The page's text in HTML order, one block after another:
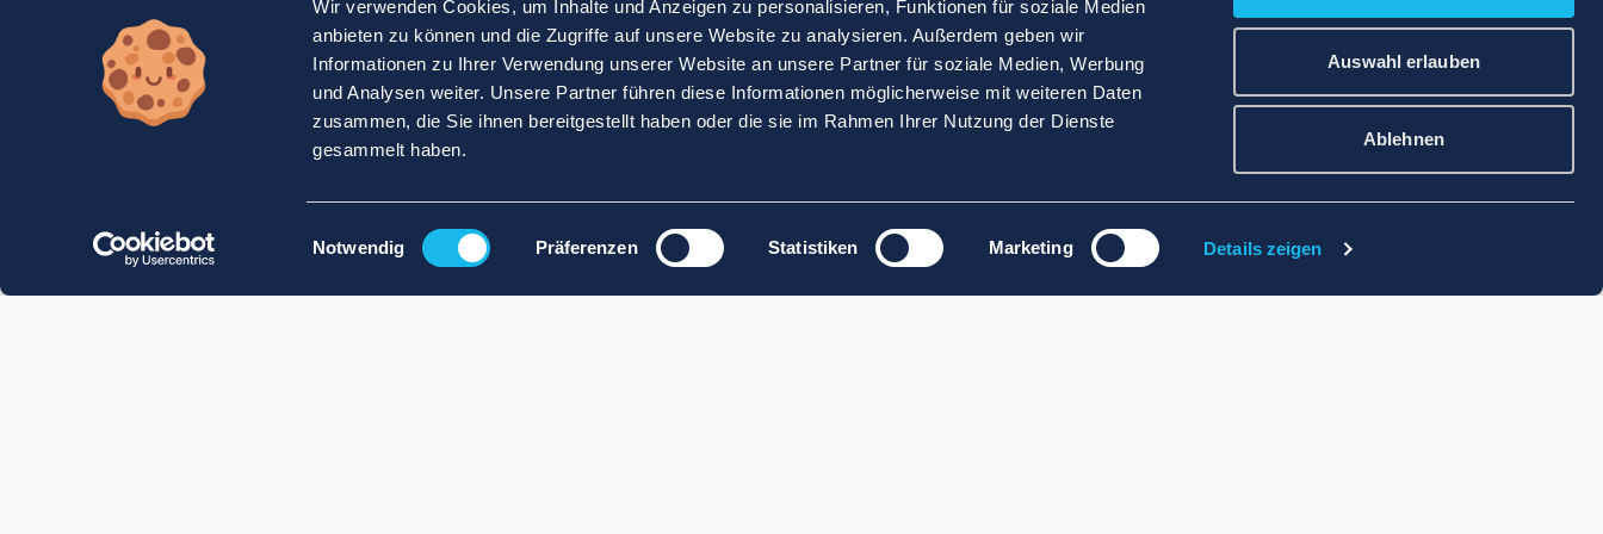
Wir verwenden Cookies, um Inhalte und Anzeigen zu personalisieren, Funktionen für soziale Medien
anbieten zu können und die Zugriffe auf unsere Website zu analysieren. Außerdem geben wir
Informationen zu Ihrer Verwendung unserer Website an unsere Partner für soziale Medien, Werbung
und Analysen weiter. Unsere Partner führen diese Informationen möglicherweise mit weiteren Daten
zusammen, die Sie ihnen bereitgestellt haben oder die sie im Rahmen Ihrer Nutzung der Dienste
gesammelt haben.
Einwilligungsauswahl
Notwendig Präferenzen Statistiken Marketing Details zeigen
Auswahl erlauben
Ablehnen